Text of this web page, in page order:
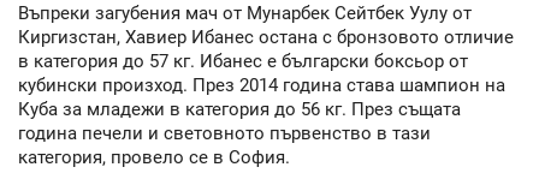
Въпреки загубения мач от Мунарбек Сейтбек Уулу от
Киргизстан, Хавиер Ибанес остана с бронзовото отличие
в категория до 57 кг. Ибанес е български боксьор от
кубински произход. През 2014 година става шампион на
Куба за младежи в категория до 56 кг. През същата
година печели и световното първенство в тази
категория, провело се в София.